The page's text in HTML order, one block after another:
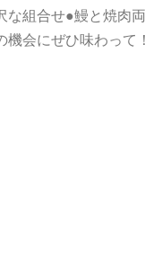
な組合せ●鰻と焼肉
機会にぜひ味わって